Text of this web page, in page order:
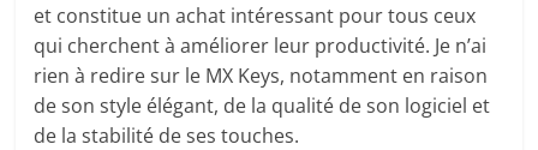
et constitue un achat intéressant pour tous ceux
qui cherchent à améliorer leur productivité. Je n’ai
rien à redire sur le MX Keys, notamment en raison
de son style élégant, de la qualité de son logiciel et
de la stabilité de ses touches.